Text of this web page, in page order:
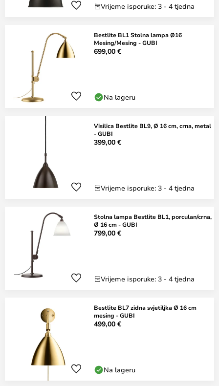
Vrijeme isporuke: 3 - 4 tjedna
Bestlite BL1 Stolna lampa Ø16
Mesing/Mesing - GUBI
699,00 €
Na lageru
Visilica Bestlite BL9, Ø 16 cm, crna, metal
- GUBI
399,00 €
Vrijeme isporuke: 3 - 4 tjedna
Stolna lampa Bestlite BL1, porculan/crna,
Ø 16 cm - GUBI
799,00 €
Vrijeme isporuke: 3 - 4 tjedna
Bestlite BL7 zidna svjetiljka Ø 16 cm
mesing - GUBI
499,00 €
Na lageru